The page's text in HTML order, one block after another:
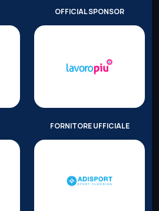
OFFICIAL SPONSOR
FORNITORE UFFICIALE